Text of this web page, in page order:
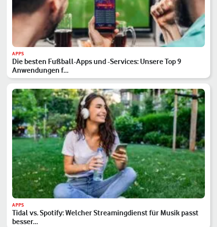
APPS
Die besten Fußball-Apps und -Services: Unsere Top 9
Anwendungen f…
APPS
Tidal vs. Spotify: Welcher Streamingdienst für Musik passt
besser…